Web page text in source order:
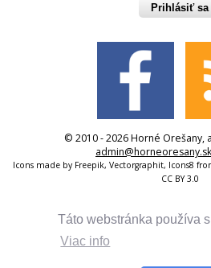
Táto webstránka používa
Viac info
Prihlásiť sa
© 2010 - 2026 Horné Orešany,
admin@horneoresany.sk
Icons made by Freepik, Vectorgraphit, Icons8
CC BY 3.0